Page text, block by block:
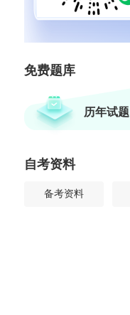
免费题库
历年试题
自考资料
备考资料